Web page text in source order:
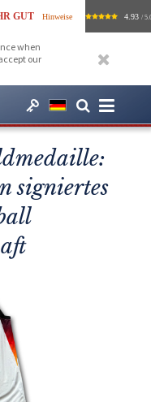
GUT Hinweise 4.93 /
when
our
signiertes